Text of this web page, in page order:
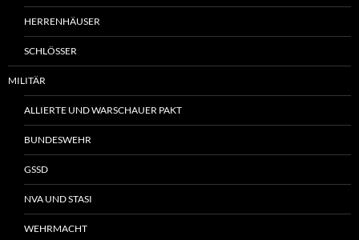
HERRENHÄUSER
SCHLÖSSER
MILITÄR
ALLIERTE UND WARSCHAUER PAKT
BUNDESWEHR
GSSD
NVA UND STASI
WEHRMACHT